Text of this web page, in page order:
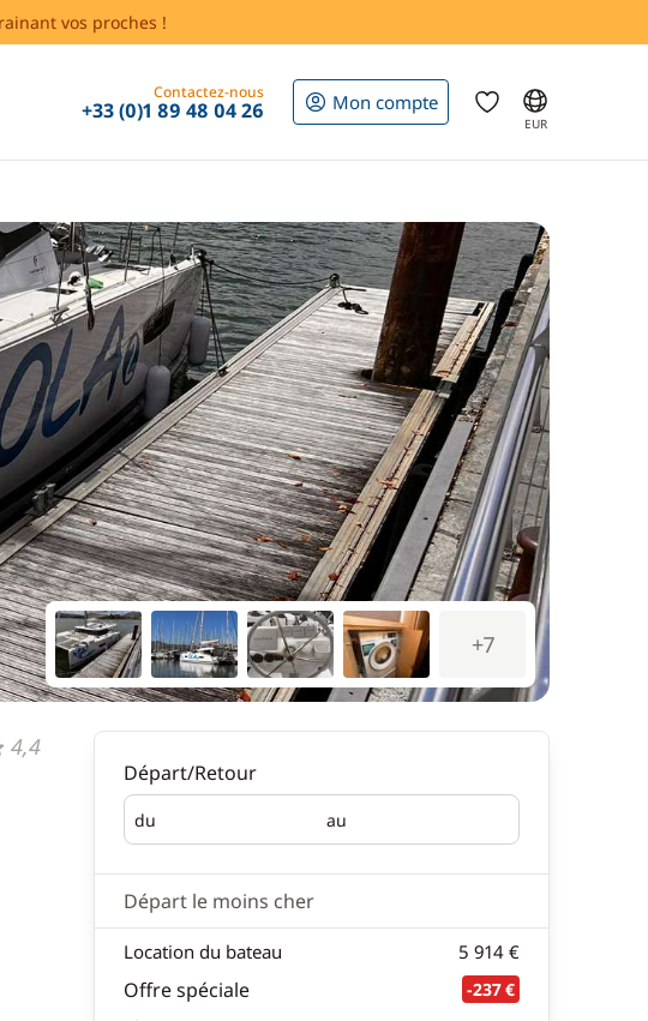
vos proches !
Contactez-nous
+33 (0)1 89 48 04 26 Mon compte
EUR
+7
4,4
Départ/Retour
du
Départ au
Retour
Départ le moins cher
Location du bateau 5 914 €
Offre spéciale -237 €